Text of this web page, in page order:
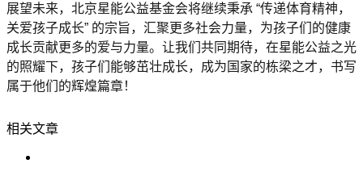
展望未来，北京星能公益基金会将继续秉承 “传递体育精神，
关爱孩子成长” 的宗旨，汇聚更多社会力量，为孩子们的健康
成长贡献更多的爱与力量。让我们共同期待，在星能公益之光
的照耀下，孩子们能够茁壮成长，成为国家的栋梁之才，书写
属于他们的辉煌篇章！
相关文章